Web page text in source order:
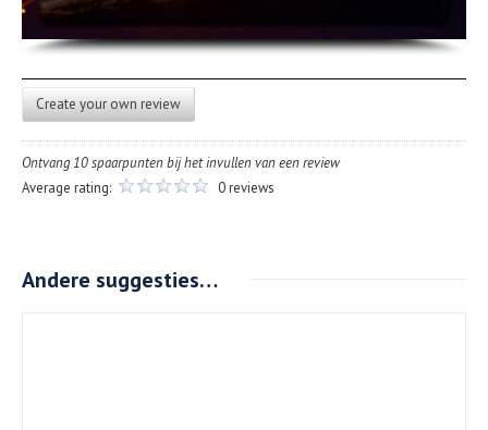
Create your own review
Ontvang 10 spaarpunten bij het invullen van een review
Average rating:
0 reviews
Andere suggesties…